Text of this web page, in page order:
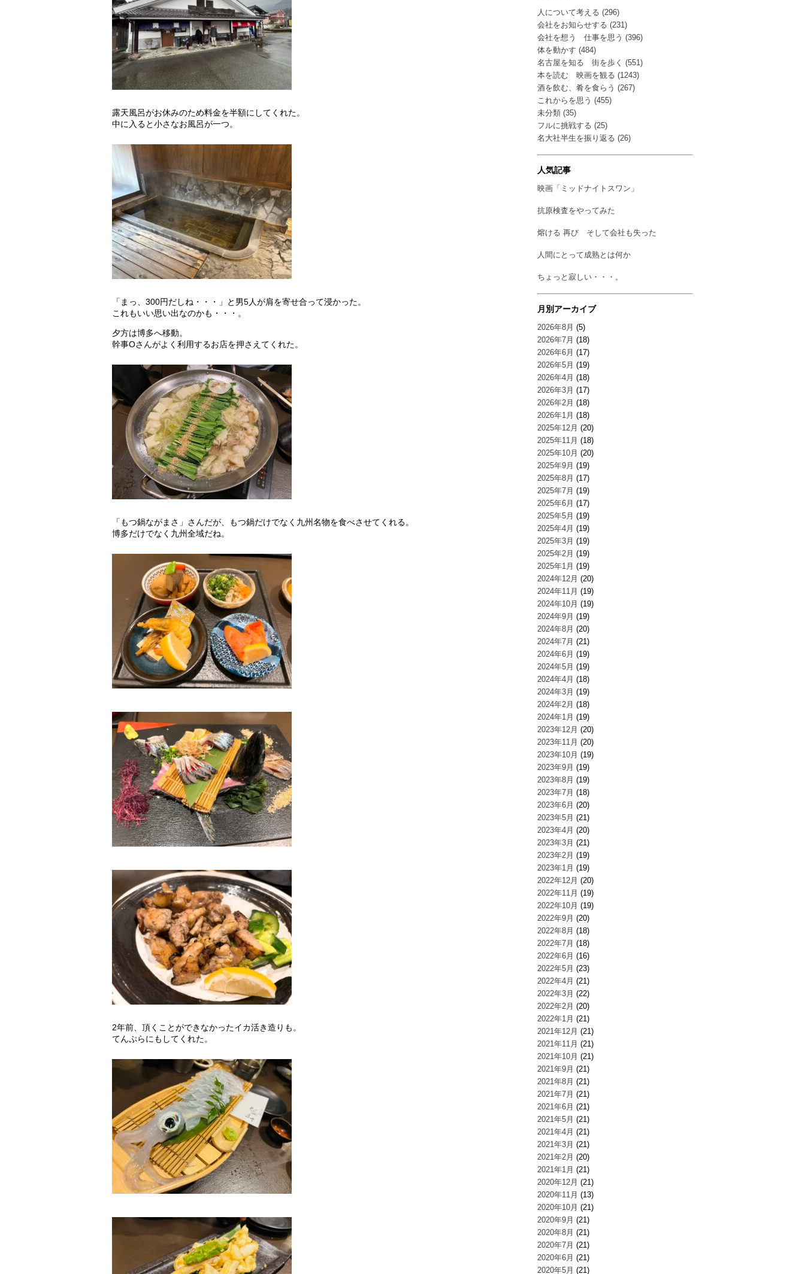
人について考える (296)
会社をお知らせする (231)
会社を想う 仕事を思う (396)
体を動かす (484)
名古屋を知る 街を歩く (551)
本を読む 映画を観る (1243)
酒を飲む、肴を食らう (267)
これからを思う (455)
未分類 (35)
フルに挑戦する (25)
名大社半生を振り返る (26)
人気記事
映画「ミッドナイトスワン」
抗原検査をやってみた
熔ける 再び そして会社も失った
人間にとって成熟とは何か
ちょっと寂しい・・・。
月別アーカイブ
2026年8月 (5)
2026年7月 (18)
2026年6月 (17)
2026年5月 (19)
2026年4月 (18)
2026年3月 (17)
2026年2月 (18)
2026年1月 (18)
2025年12月 (20)
2025年11月 (18)
2025年10月 (20)
2025年9月 (19)
2025年8月 (17)
2025年7月 (19)
2025年6月 (17)
2025年5月 (19)
2025年4月 (19)
2025年3月 (19)
2025年2月 (19)
2025年1月 (19)
2024年12月 (20)
2024年11月 (19)
2024年10月 (19)
2024年9月 (19)
2024年8月 (20)
2024年7月 (21)
2024年6月 (19)
2024年5月 (19)
2024年4月 (18)
2024年3月 (19)
2024年2月 (18)
2024年1月 (19)
2023年12月 (20)
2023年11月 (20)
2023年10月 (19)
2023年9月 (19)
2023年8月 (19)
2023年7月 (18)
2023年6月 (20)
2023年5月 (21)
2023年4月 (20)
2023年3月 (21)
2023年2月 (19)
2023年1月 (19)
2022年12月 (20)
2022年11月 (19)
2022年10月 (19)
2022年9月 (20)
2022年8月 (18)
2022年7月 (18)
2022年6月 (16)
2022年5月 (23)
2022年4月 (21)
2022年3月 (22)
2022年2月 (20)
2022年1月 (21)
2021年12月 (21)
2021年11月 (21)
2021年10月 (21)
2021年9月 (21)
2021年8月 (21)
2021年7月 (21)
2021年6月 (21)
2021年5月 (21)
2021年4月 (21)
2021年3月 (21)
2021年2月 (20)
2021年1月 (21)
2020年12月 (21)
2020年11月 (13)
2020年10月 (21)
2020年9月 (21)
2020年8月 (21)
2020年7月 (21)
2020年6月 (21)
2020年5月 (21)
露天風呂がお休みのため料金を半額にしてくれた。
中に入ると小さなお風呂が一つ。
「まっ、300円だしね・・・」と男5人が肩を寄せ合って浸かった。
これもいい思い出なのかも・・・。
夕方は博多へ移動。
幹事Oさんがよく利用するお店を押さえてくれた。
「もつ鍋ながまさ」さんだが、もつ鍋だけでなく九州名物を食べさせてくれる。
博多だけでなく九州全域だね。
2年前、頂くことができなかったイカ活き造りも。
てんぷらにもしてくれた。